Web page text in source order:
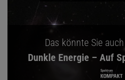
Das könnte Sie
Dunkle Energie – Auf